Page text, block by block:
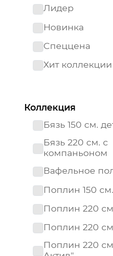
Лидер
Новинка
Спеццена
Хит коллекции
Коллекция
Бязь 150 см.
Бязь 220 см. с
компаньоном
Вафельное
Поплин 150
Поплин 220
Поплин 220
Поплин 220